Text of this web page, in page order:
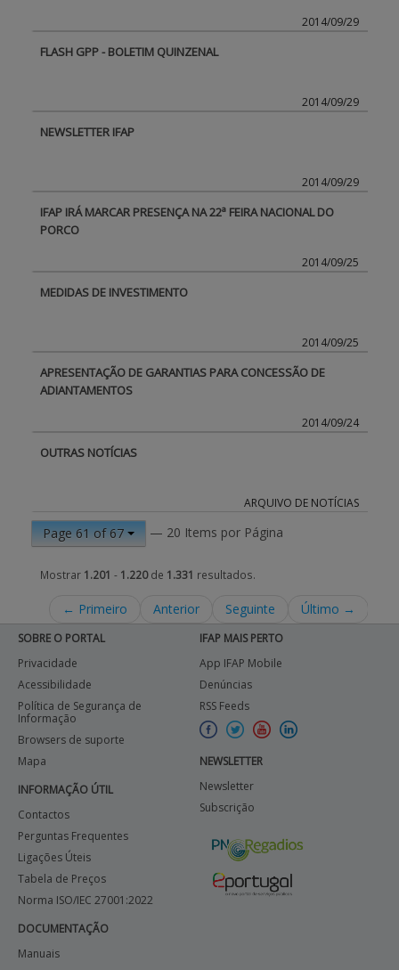
2014/09/29
FLASH GPP - BOLETIM QUINZENAL
2014/09/29
NEWSLETTER IFAP
2014/09/29
IFAP IRÁ MARCAR PRESENÇA NA 22ª FEIRA NACIONAL DO
PORCO
2014/09/25
MEDIDAS DE INVESTIMENTO
2014/09/25
APRESENTAÇÃO DE GARANTIAS PARA CONCESSÃO DE
ADIANTAMENTOS
2014/09/24
OUTRAS NOTÍCIAS
ARQUIVO DE NOTÍCIAS
Page 61 of 67 — 20 Items por Página
Mostrar 1.201 - 1.220de 1.331 resultados.
← Primeiro Anterior Seguinte Último →
SOBRE O PORTAL
Privacidade
Acessibilidade
Política de Segurança de
Informação
Browsers de suporte
Mapa
INFORMAÇÃO ÚTIL
Contactos
Perguntas Frequentes
Ligações Úteis
Tabela de Preços
Norma ISO/IEC 27001:2022
DOCUMENTAÇÃO
Manuais
IFAP MAIS PERTO
App IFAP Mobile
Denúncias
RSS Feeds
NEWSLETTER
Newsletter
Subscrição